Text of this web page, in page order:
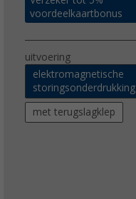
voordeelkaartbonus
uitvoering
elektromagnetische
storingsonderdrukking
met terugslagklep